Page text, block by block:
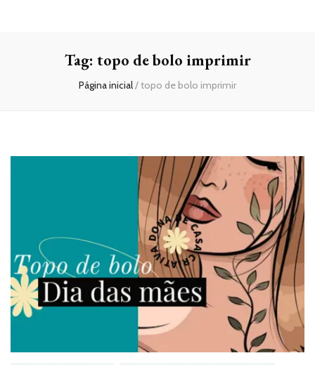
Tag: topo de bolo imprimir
Página inicial/topo de bolo imprimir